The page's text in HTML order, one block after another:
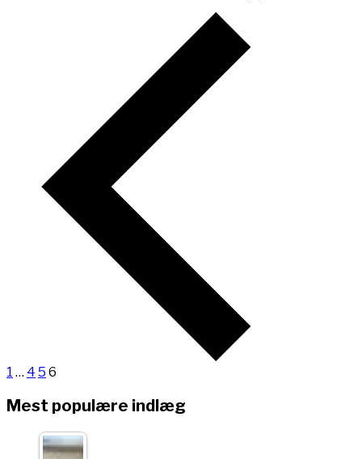
1 … 4 5 6
Mest populære indlæg